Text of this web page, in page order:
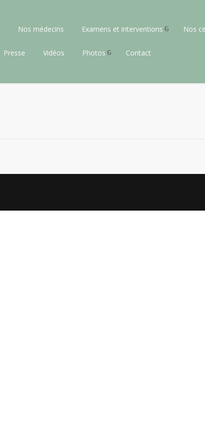
Nos médecins Examens et interventions Nos
Presse Vidéos Photos Contact